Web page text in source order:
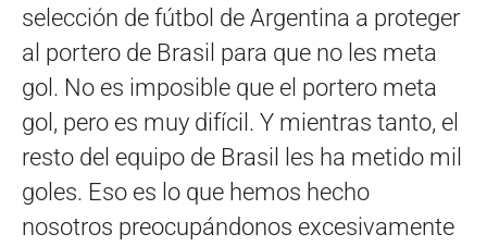
selección de fútbol de Argentina a proteger
al portero de Brasil para que no les meta
gol. No es imposible que el portero meta
gol, pero es muy difícil. Y mientras tanto, el
resto del equipo de Brasil les ha metido mil
goles. Eso es lo que hemos hecho
nosotros preocupándonos excesivamente